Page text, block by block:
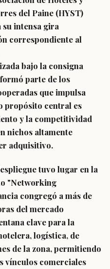
del Paine (HYST)
intensa gira
correspondiente al
bajo la consigna
parte de los
que impulsa
propósito central es
y la competitividad
nichos altamente
adquisitivo.
tuvo lugar en la
"Networking
congregó a más de
del mercado
clave para la
logística, de
de la zona, permitiendo
vínculos comerciales